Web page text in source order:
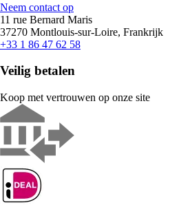
Neem contact op
11 rue Bernard Maris
37270 Montlouis-sur-Loire, Frankrijk
+33 1 86 47 62 58
Veilig betalen
Koop met vertrouwen op onze site